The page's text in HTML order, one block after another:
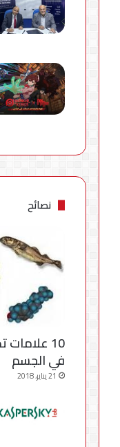
نصائح
10
في الجسم
21 يناير، 2018